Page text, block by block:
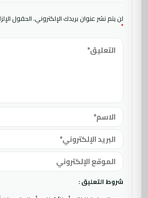
لن يتم نشر عنوان بريدك الإلكتروني.الحقول
*
شروط التعليق :